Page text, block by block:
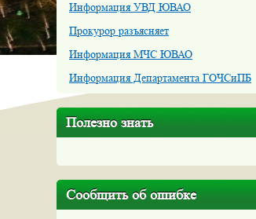
Информация УВД ЮВАО
Прокурор разъясняет
Информация МЧС ЮВАО
Информация Департамента ГОЧСиПБ
Полезно знать
Сообщить об ошибке